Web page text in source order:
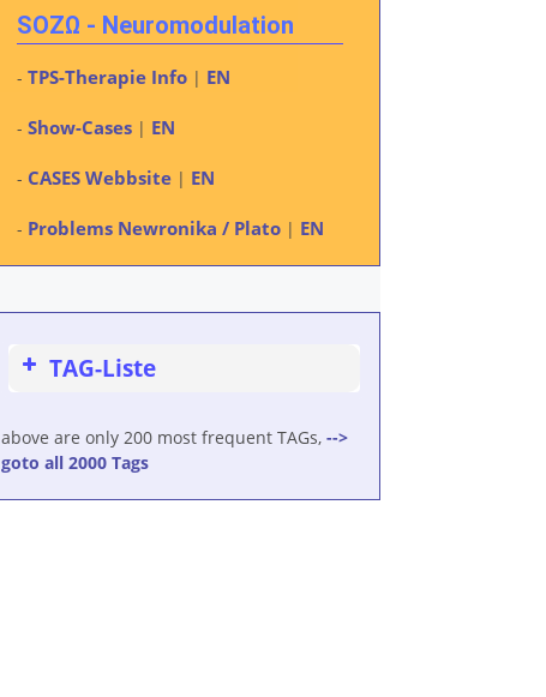
SOZΩ - Neuromodulation
- TPS-Therapie Info | EN
- Show-Cases | EN
- CASES Webbsite | EN
- Problems Newronika / Plato | EN
TAG-Liste
above are only 200 most frequent TAGs, -->
goto all 2000 Tags